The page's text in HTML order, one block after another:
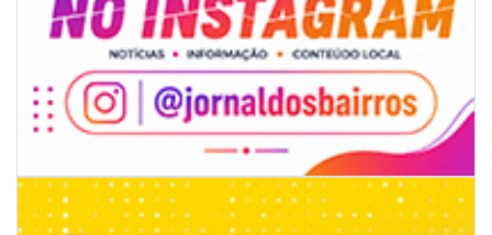
07/08/2026 | 07:00
Ambiental reforça descarte sustentável com envio de 330 quilos de
GERAL